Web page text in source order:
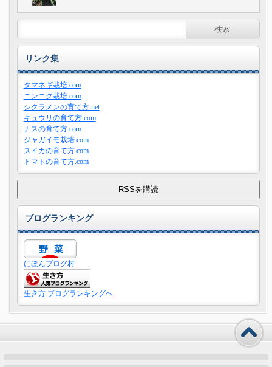
リンク集
タマネギ栽培.com
ニンニク栽培.com
シクラメンの育て方.net
キュウリの育て方.com
ナスの育て方.com
ジャガイモ栽培.com
スイカの育て方.com
トマトの育て方.com
ブログランキング
にほんブログ村
生き方 ブログランキングへ